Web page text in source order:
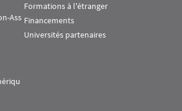
Ass
Formations à l'étranger
Financements
Universités partenaires